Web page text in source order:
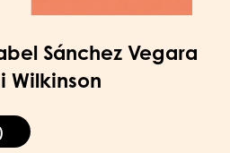
Sánchez Vegara
Wilkinson